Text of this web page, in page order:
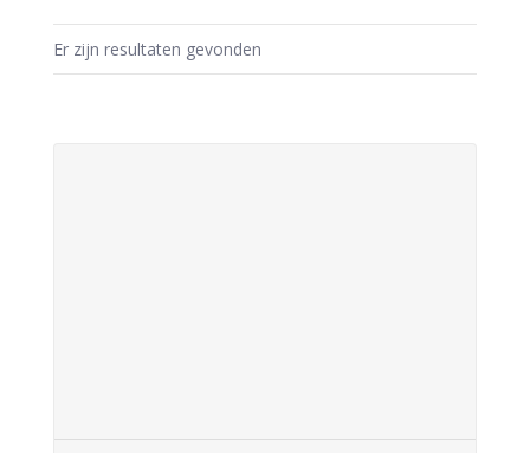
Er zijn resultaten gevonden